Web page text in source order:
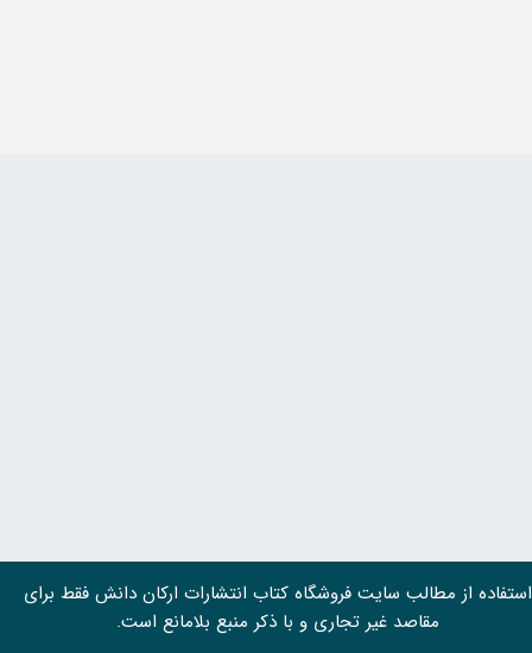
استفاده از مطالب سايت فروشگاه کتاب انتشارات ارکان دانش فقط برای
مقاصد غیر تجاری و با ذکر منبع بلامانع است.